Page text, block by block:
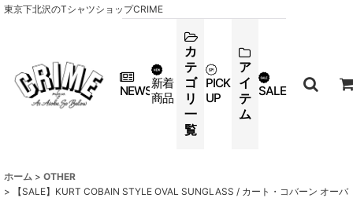
東京下北沢のTシャツショップCRIME
NEWS新着
商品
カ
テ
ゴ
リ
一
覧
PICK
UP
ア
イ
テ
ム
SALE
ホーム > OTHER
>
【SALE】KURT COBAIN STYLE OVAL SUNGLASS / カート・コバーン オーバ